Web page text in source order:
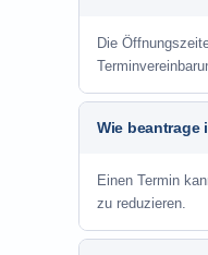
Die
Wie beantrage
Einen Termin
zu reduzieren.